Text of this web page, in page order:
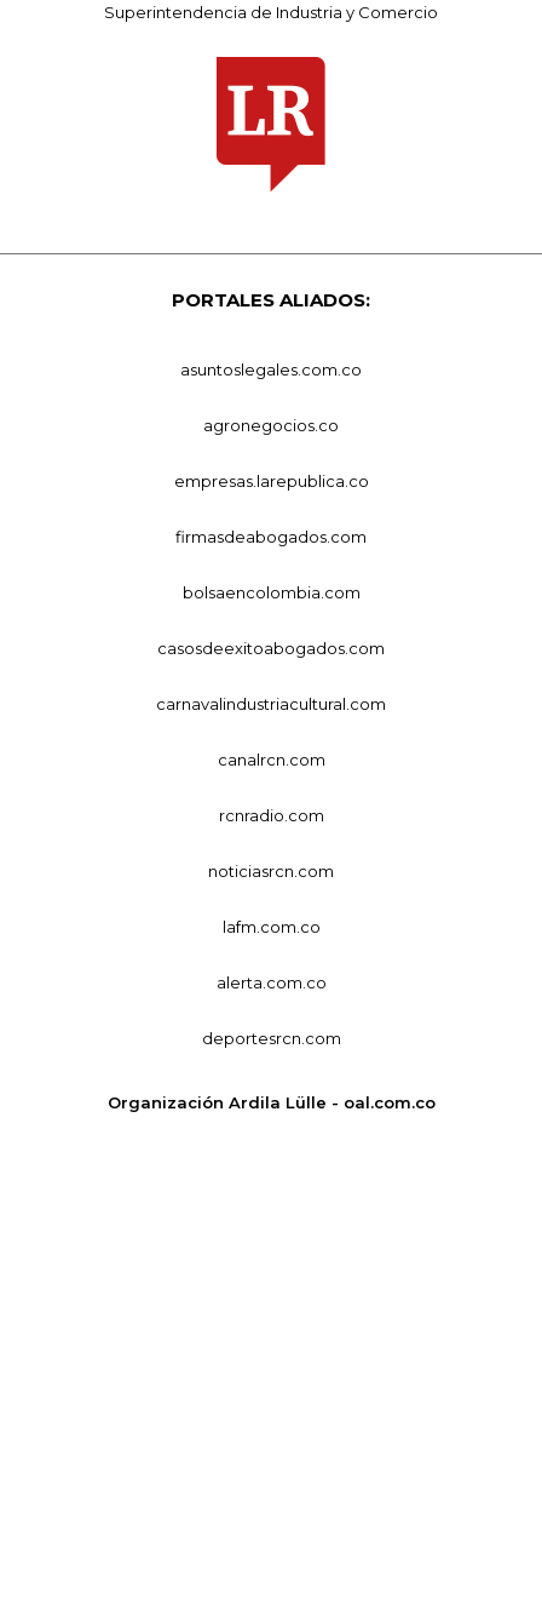
Superintendencia de Industria y Comercio
PORTALES ALIADOS:
asuntoslegales.com.co
agronegocios.co
empresas.larepublica.co
firmasdeabogados.com
bolsaencolombia.com
casosdeexitoabogados.com
carnavalindustriacultural.com
canalrcn.com
rcnradio.com
noticiasrcn.com
lafm.com.co
alerta.com.co
deportesrcn.com
Organización Ardila Lülle - oal.com.co